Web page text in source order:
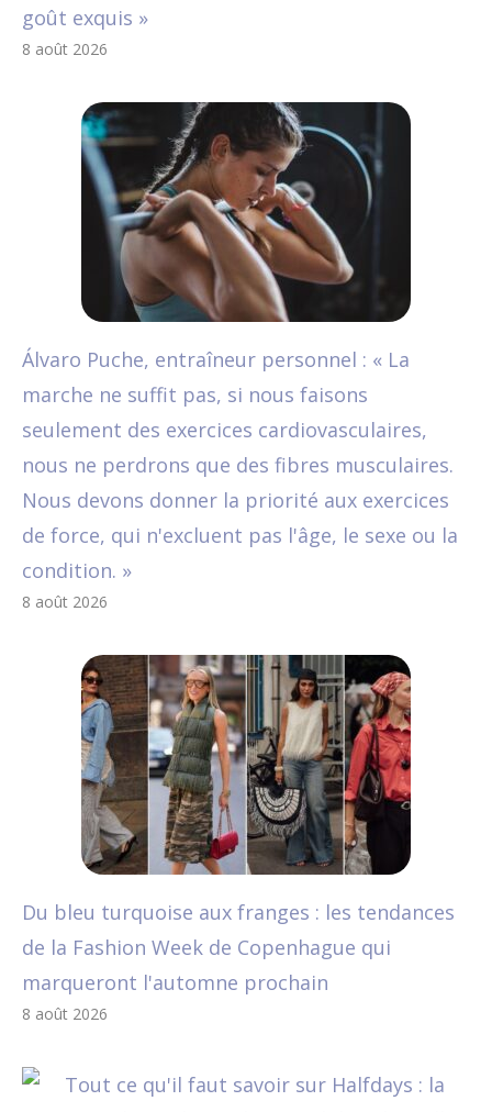
goût exquis »
8 août 2026
Álvaro Puche, entraîneur personnel : « La
marche ne suffit pas, si nous faisons
seulement des exercices cardiovasculaires,
nous ne perdrons que des fibres musculaires.
Nous devons donner la priorité aux exercices
de force, qui n'excluent pas l'âge, le sexe ou la
condition. »
8 août 2026
Du bleu turquoise aux franges : les tendances
de la Fashion Week de Copenhague qui
marqueront l'automne prochain
8 août 2026